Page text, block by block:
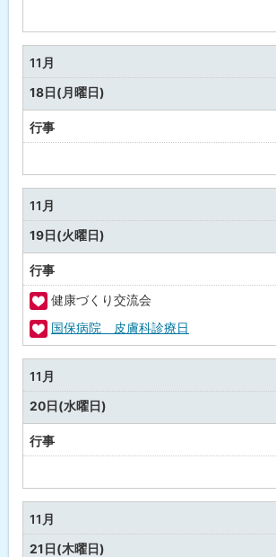
定
な
し
11月
18日(月曜日)
行事
定
な
し
11月
19日(火曜日)
行事
福
祉
・
健
康
健康づくり交流会
福
祉
・
健
康
国保病院 皮膚科診療日
11月
20日(水曜日)
行事
定
な
し
11月
21日(木曜日)